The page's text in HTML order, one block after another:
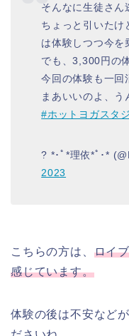
そんなに生徒さん
ちょっと引いたけ
は体験しつつ今を
でも、3,300円の
今回の体験も一回
まあいいのよ、う
#ホットヨガスタ
? *･ﾟ*理依*ﾟ･*
2023
こちらの方は、 ロイ
感じています。
体験の後は不安など